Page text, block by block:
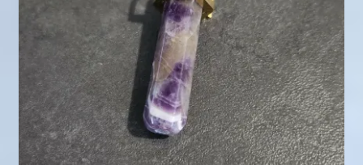
Bougies lithothérapie
Packs
Carte Cadeau
Qui suis-je ?